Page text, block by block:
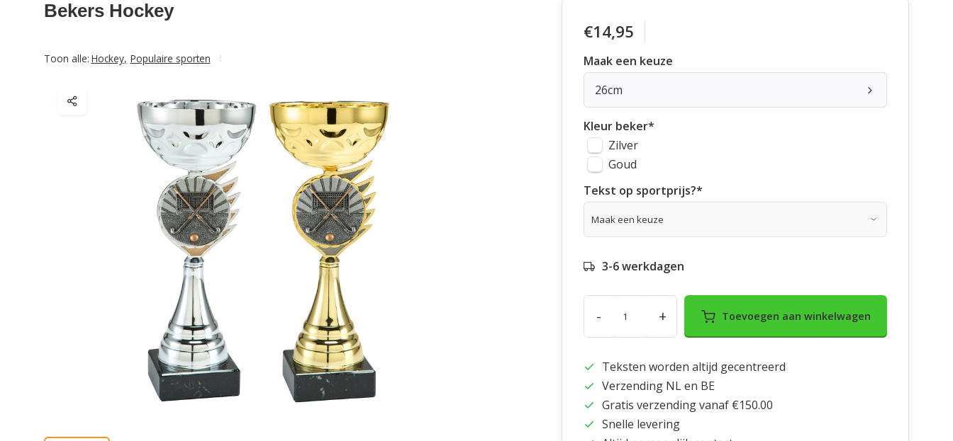
Bekers Hockey
Toon alle: Hockey, Populaire sporten
€14,95
Maak een keuze
26cm
Kleur beker*
Zilver
Goud
Tekst op sportprijs?*
3-6 werkdagen
- + Toevoegen aan winkelwagen
Teksten worden altijd gecentreerd
Verzending NL en BE
Gratis verzending vanaf €150.00
Snelle levering